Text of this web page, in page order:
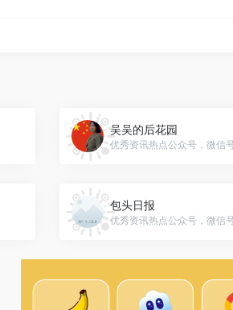
吴吴的后花园
包头日报
优秀资讯热点公众号，微信